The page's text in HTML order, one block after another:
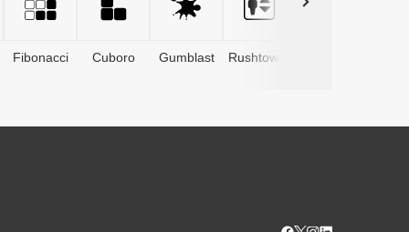
Fibonacci Cuboro Gumblast Rushtower